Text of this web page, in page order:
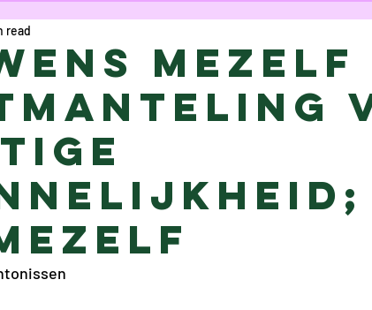
Cop Charlotte Van Hacht Eva
Chloë Rasier Anaïs Raes
Anke Verschueren
mezelf
read